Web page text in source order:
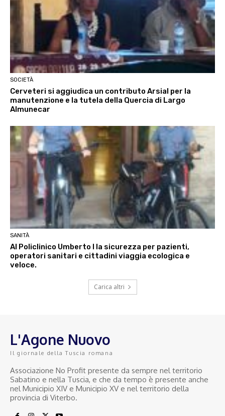
SOCIETÀ
Cerveteri si aggiudica un contributo Arsial per la
manutenzione e la tutela della Quercia di Largo
Almunecar
SANITÀ
Al Policlinico Umberto I la sicurezza per pazienti,
operatori sanitari e cittadini viaggia ecologica e
veloce.
Carica altri
L'Agone Nuovo
Il giornale della Tuscia romana
Associazione No Profit presente da sempre nel territorio
Sabatino e nella Tuscia, e che da tempo è presente anche
nel Municipio XIV e Municipio XV e nel territorio della
provincia di Viterbo.